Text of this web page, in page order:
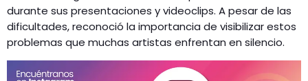
durante sus presentaciones y videoclips. A pesar de las
dificultades, reconoció la importancia de visibilizar estos
problemas que muchas artistas enfrentan en silencio.